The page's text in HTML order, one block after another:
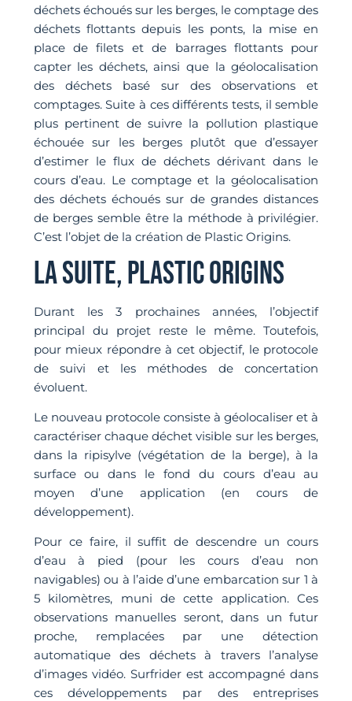
déchets échoués sur les berges, le comptage des
déchets flottants depuis les ponts, la mise en
place de filets et de barrages flottants pour
capter les déchets, ainsi que la géolocalisation
des déchets basé sur des observations et
comptages. Suite à ces différents tests, il semble
plus pertinent de suivre la pollution plastique
échouée sur les berges plutôt que d’essayer
d’estimer le flux de déchets dérivant dans le
cours d’eau. Le comptage et la géolocalisation
des déchets échoués sur de grandes distances
de berges semble être la méthode à privilégier.
C’est l’objet de la création de Plastic Origins.
LA SUITE, PLASTIC ORIGINS
Durant les 3 prochaines années, l’objectif
principal du projet reste le même. Toutefois,
pour mieux répondre à cet objectif, le protocole
de suivi et les méthodes de concertation
évoluent.
Le nouveau protocole consiste à géolocaliser et à
caractériser chaque déchet visible sur les berges,
dans la ripisylve (végétation de la berge), à la
surface ou dans le fond du cours d’eau au
moyen d’une application (en cours de
développement).
Pour ce faire, il suffit de descendre un cours
d’eau à pied (pour les cours d’eau non
navigables) ou à l’aide d’une embarcation sur 1 à
5 kilomètres, muni de cette application. Ces
observations manuelles seront, dans un futur
proche, remplacées par une détection
automatique des déchets à travers l’analyse
d’images vidéo. Surfrider est accompagné dans
ces développements par des entreprises